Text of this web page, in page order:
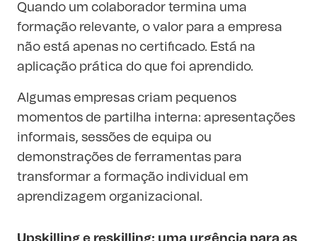
Quando um colaborador termina uma
formação relevante, o valor para a empresa
não está apenas no certificado. Está na
aplicação prática do que foi aprendido.
Algumas empresas criam pequenos
momentos de partilha interna: apresentações
informais, sessões de equipa ou
demonstrações de ferramentas para
transformar a formação individual em
aprendizagem organizacional.